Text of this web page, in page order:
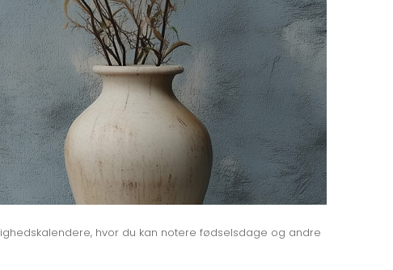
hvor du kan notere fødselsdage og andre